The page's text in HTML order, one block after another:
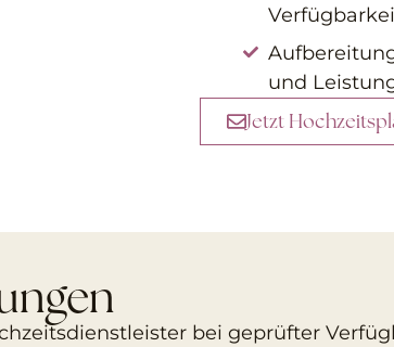
und
Jetzt
bei geprüfter